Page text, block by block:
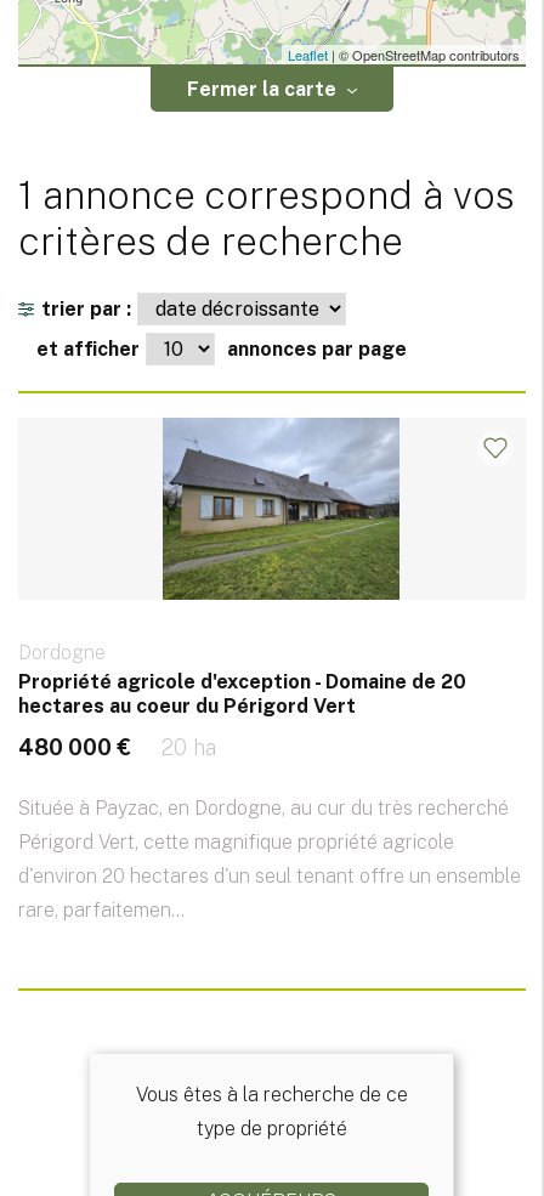
Leaflet | © OpenStreetMap contributors
Fermer la carte
1 annonce correspond à vos
critères de recherche
trier par :
et afficher
annonces par page
Dordogne
Propriété agricole d'exception - Domaine de 20
hectares au coeur du Périgord Vert
480 000 € 20 ha
Située à Payzac, en Dordogne, au cur du très recherché
Périgord Vert, cette magnifique propriété agricole
d'environ 20 hectares d'un seul tenant offre un ensemble
rare, parfaitemen...
Vous êtes à la recherche de ce
type de propriété